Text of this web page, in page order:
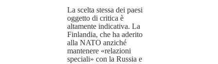
La scelta stessa dei paesi
oggetto di critica è
altamente indicativa. La
Finlandia, che ha aderito
alla NATO anziché
mantenere «relazioni
speciali» con la Russia e